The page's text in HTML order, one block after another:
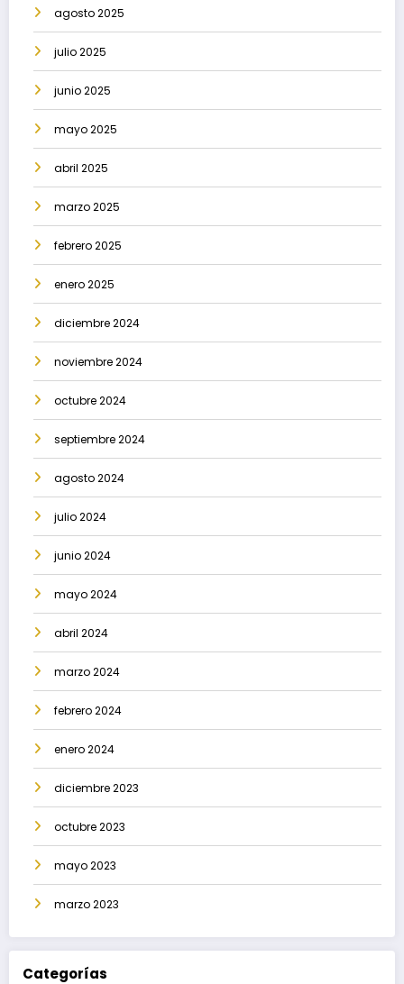
agosto 2025
julio 2025
junio 2025
mayo 2025
abril 2025
marzo 2025
febrero 2025
enero 2025
diciembre 2024
noviembre 2024
octubre 2024
septiembre 2024
agosto 2024
julio 2024
junio 2024
mayo 2024
abril 2024
marzo 2024
febrero 2024
enero 2024
diciembre 2023
octubre 2023
mayo 2023
marzo 2023
Categorías